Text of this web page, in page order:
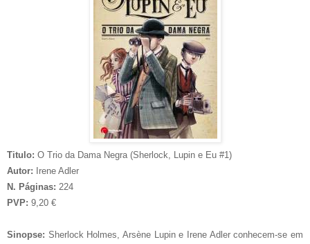
Titulo: O Trio da Dama Negra (Sherlock, Lupin e Eu #1)
Autor:
Irene Adler
N. Páginas: 224
PVP: 9,20 €
Sinopse: Sherlock Holmes, Arsène Lupin e Irene Adler conhecem-se em